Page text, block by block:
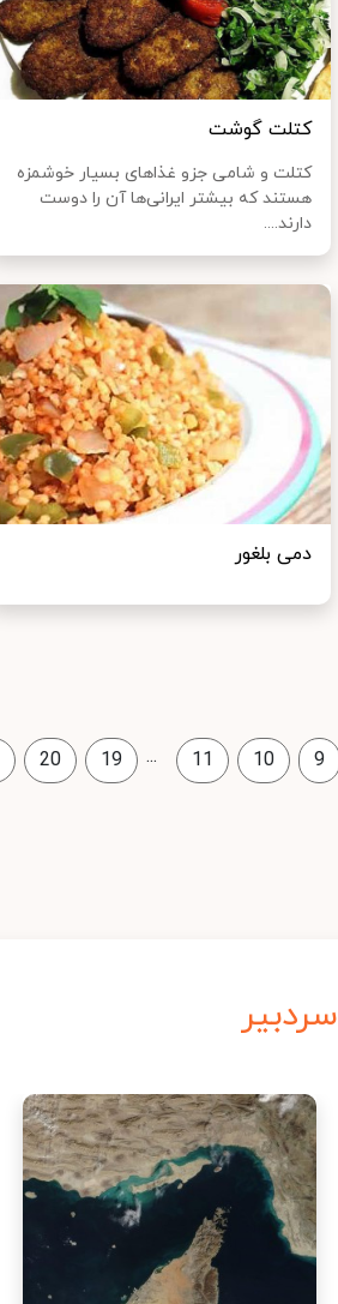
کتلت گوشت
کتلت و شامی جزو غذا‌های بسیار خوشمزه
هستند که بیشتر ایرانی‌ها آن را دوست
دارند....
دمی بلغور
9
10
11
...
19
20
سردبیر